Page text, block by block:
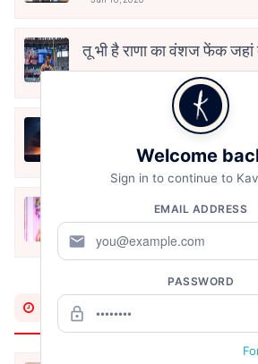
तू भी है राणा का वंशज फेंक जहां
वाहिद अली वाहिद
May 12, 2024
मोहब्बत के सफ़र को एक हँसी
अनामिका अम्बर जैन
Dec 24, 2021
Most Recent
Welcome
Sign in to continue to
EMAIL ADDRESS
mail
PASSWORD
lock_outline